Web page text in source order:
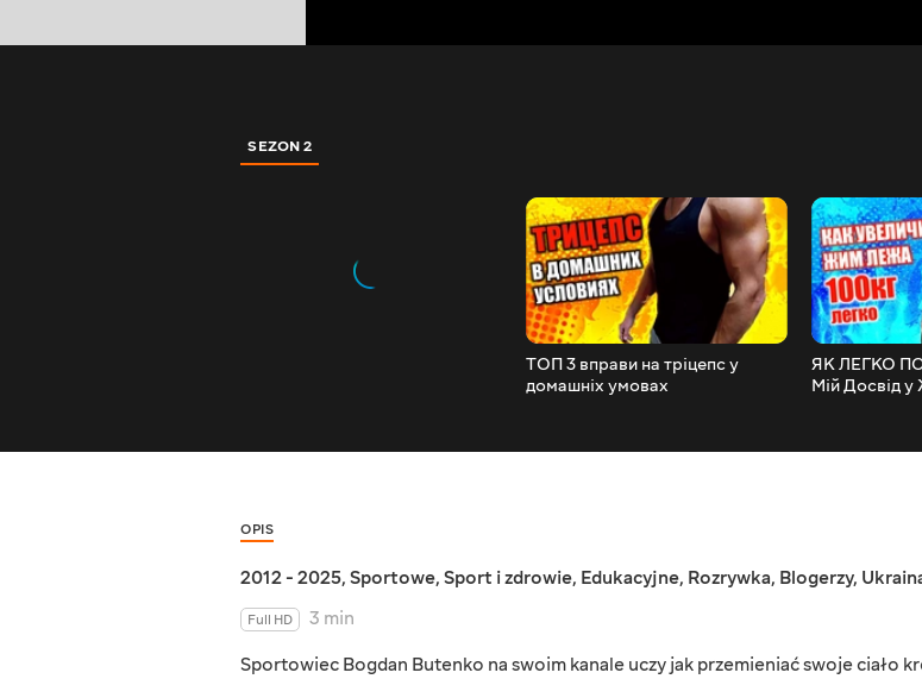
SEZON 2
ТОП 3 вправи на тріцепс у
домашніх умовах
ЯК ЛЕГКО
Мій Досвід
OPIS
2012 - 2025, Sportowe, Sport i zdrowie, Edukacyjne, Rozrywka, Blogerzy,
Full HD
3 min
Sportowiec Bogdan Butenko na swoim kanale uczy jak przemieniać swoje ciało